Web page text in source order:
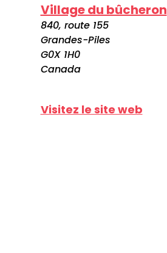
Village du bûcheron
840, route 155
Grandes-Piles
G0X 1H0
Canada
Visitez le site web